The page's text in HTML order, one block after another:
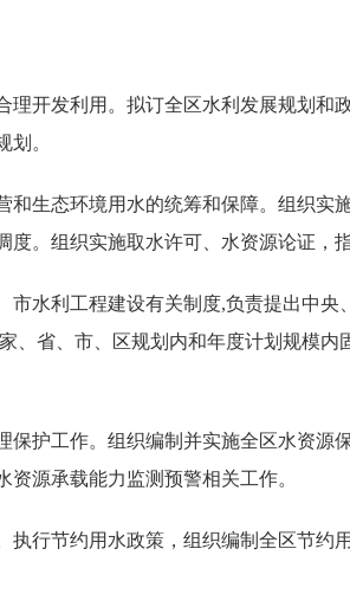
理开发利用。拟订全区水利发展规划
划。
和生态环境用水的统筹和保障。组织
度。组织实施取水许可、水资源论证，
市水利工程建设有关制度,负责提出中
、省、市、区规划内和年度计划规模
保护工作。组织编制并实施全区水资
源承载能力监测预警相关工作。
执行节约用水政策，组织编制全区节